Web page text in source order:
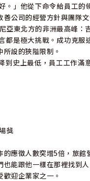
。」他從下命令給員工
公司的經營方針與團隊文
亞東北方的非洲最高峰
都是極大挑戰。成功克
設的狹隘限制。
到史上最低，員工工作
獎
應徵人數突增5倍，旅館
能跟他一樣在那裡找到人
迎企業家之一。